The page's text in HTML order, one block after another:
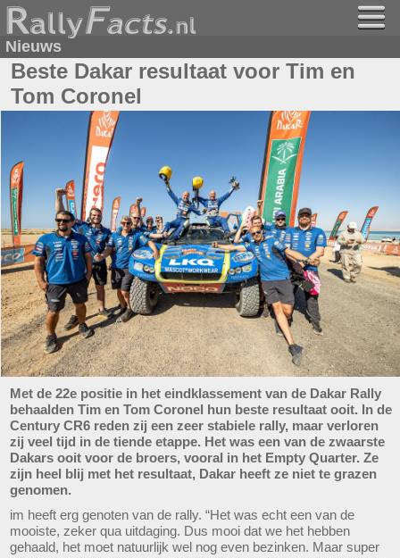
Nieuws
Beste Dakar resultaat voor Tim en
Tom Coronel
Met de 22e positie in het eindklassement van de Dakar Rally
behaalden Tim en Tom Coronel hun beste resultaat ooit. In de
Century CR6 reden zij een zeer stabiele rally, maar verloren
zij veel tijd in de tiende etappe. Het was een van de zwaarste
Dakars ooit voor de broers, vooral in het Empty Quarter. Ze
zijn heel blij met het resultaat, Dakar heeft ze niet te grazen
genomen.
im heeft erg genoten van de rally. “Het was echt een van de
mooiste, zeker qua uitdaging. Dus mooi dat we het hebben
gehaald, het moet natuurlijk wel nog even bezinken. Maar super